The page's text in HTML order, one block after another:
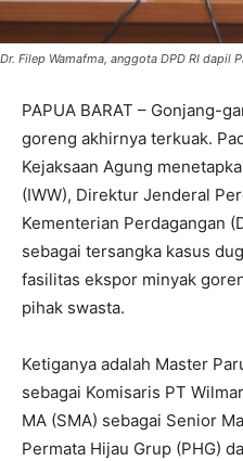
Dr. Filep Wamafma, anggota DPD RI dapil
PAPUA BARAT – Gonjang-
goreng akhirnya terkuak.
Kejaksaan Agung
(IWW), Direktur Jenderal
Kementerian Perdagangan
sebagai tersangka kasus
fasilitas ekspor minyak
pihak swasta.
Ketiganya adalah Master
sebagai Komisaris PT
MA (SMA) sebagai Senior
Permata Hijau Grup (PHG)